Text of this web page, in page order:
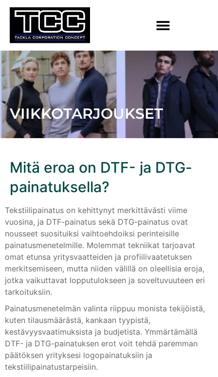
VIIKKOTARJOUKSET
Mitä eroa on DTF- ja DTG-
painatuksella?
Tekstiilipainatus on kehittynyt merkittävästi viime
vuosina, ja DTF-painatus sekä DTG-painatus ovat
nousseet suosituiksi vaihtoehdoiksi perinteisille
painatusmenetelmille. Molemmat tekniikat tarjoavat
omat etunsa yritysvaatteiden ja profiilivaatetuksen
merkitsemiseen, mutta niiden välillä on oleellisia eroja,
jotka vaikuttavat lopputulokseen ja soveltuvuuteen eri
tarkoituksiin.
Painatusmenetelmän valinta riippuu monista tekijöistä,
kuten tilausmäärästä, kankaan tyypistä,
kestävyysvaatimuksista ja budjetista. Ymmärtämällä
DTF- ja DTG-painatuksen erot voit tehdä paremman
päätöksen yrityksesi logopainatuksiin ja
tekstiilipainatustarpeisiin.